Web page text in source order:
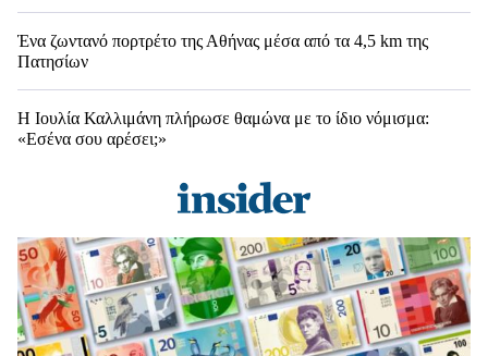
Ένα ζωντανό πορτρέτο της Αθήνας μέσα από τα 4,5 km της
Πατησίων
Η Ιουλία Καλλιμάνη πλήρωσε θαμώνα με το ίδιο νόμισμα:
«Εσένα σου αρέσει;»